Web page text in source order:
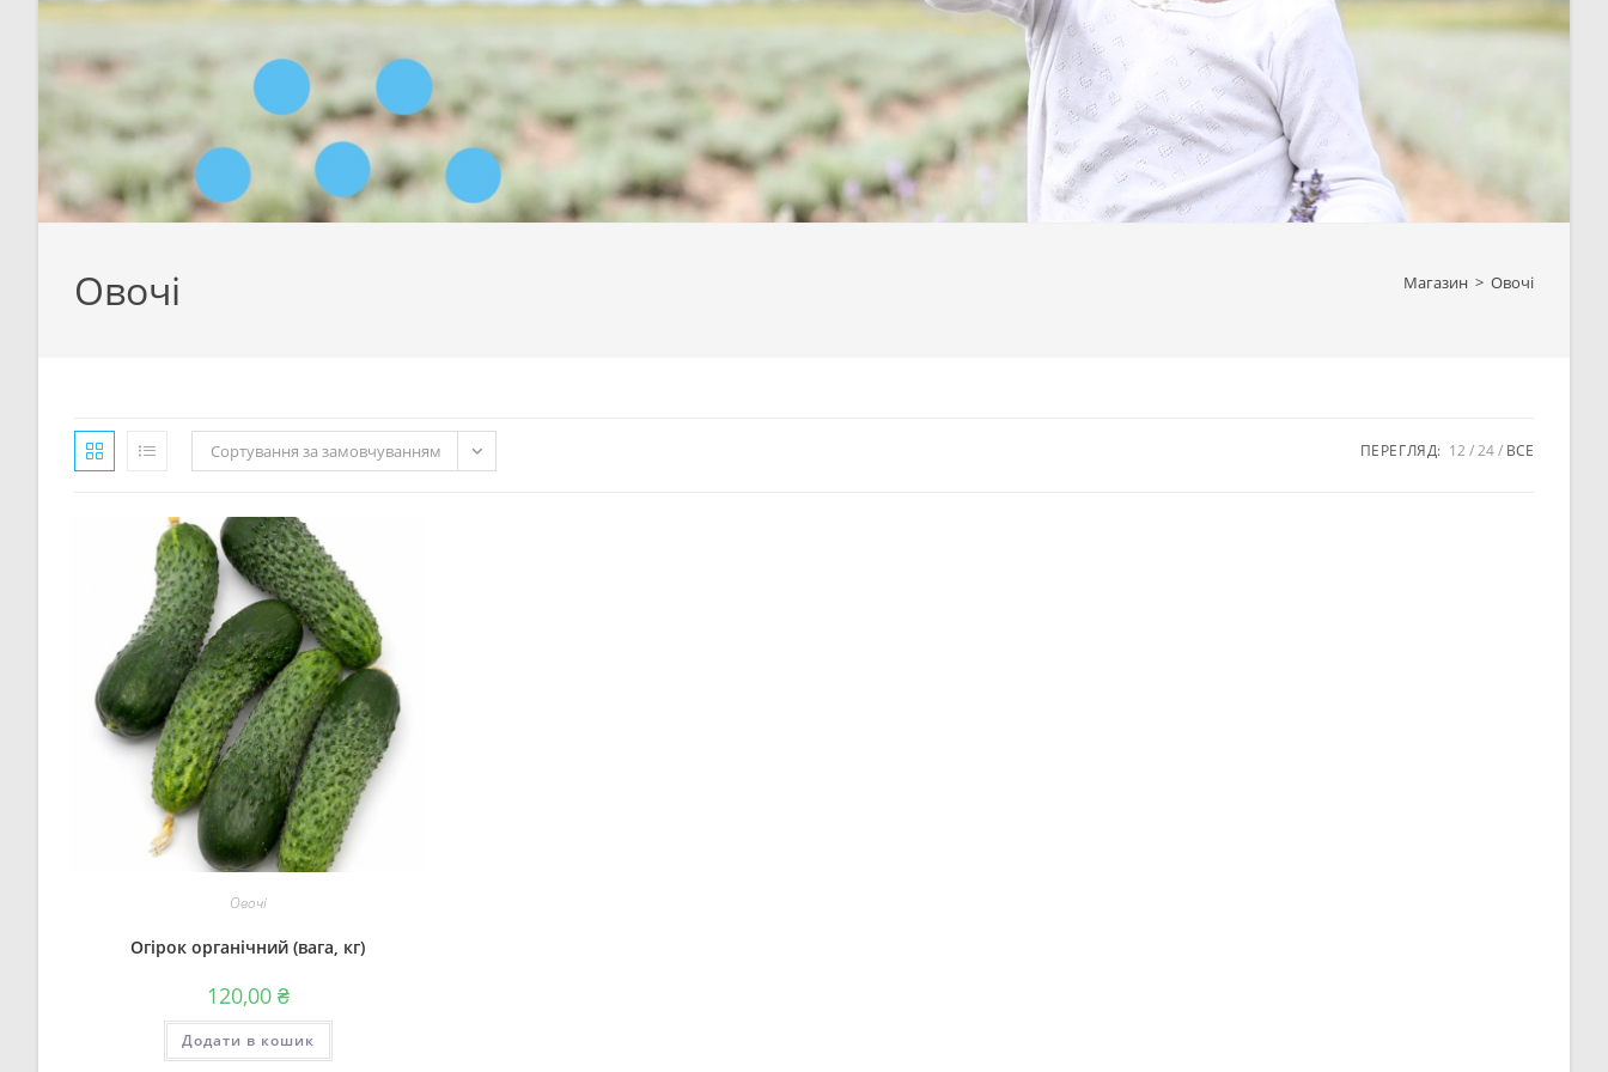
Овочі Магазин > Овочі
Сортування за замовчуванням ПЕРЕГЛЯД: 12 24 ВСЕ
Овочі
Огірок органічний (вага, кг)
120,00 ₴
Додати в кошик